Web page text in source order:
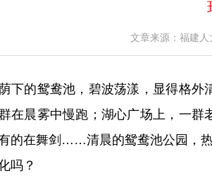
文章来源：福建
的鸳鸯池，碧波荡漾，显得格外
在晨雾中慢跑；湖心广场上，一
的在舞剑……清晨的鸳鸯池公园，
吗？